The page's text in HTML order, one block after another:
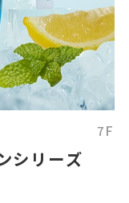
7F
シリーズ